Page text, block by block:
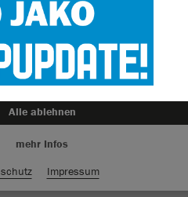
im Teamshop SVL-
können wir dir personalisierte
Website verbessern. Weitere
den Einstellungen.
Alle akzeptieren
Alle ablehnen
mehr Infos
Impressum